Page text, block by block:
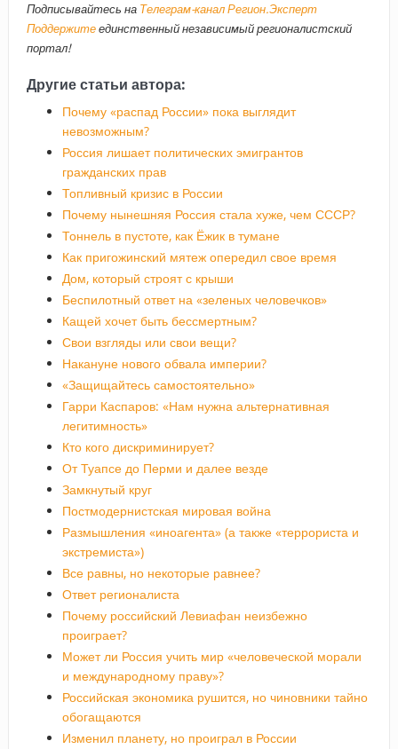
Подписывайтесь на Телеграм-канал Регион.Эксперт
Поддержитеединственный независимый регионалистский
портал!
Другие статьи автора:
Почему «распад России» пока выглядит
невозможным?
Россия лишает политических эмигрантов
гражданских прав
Топливный кризис в России
Почему нынешняя Россия стала хуже, чем СССР?
Тоннель в пустоте, как Ёжик в тумане
Как пригожинский мятеж опередил свое время
Дом, который строят с крыши
Беспилотный ответ на «зеленых человечков»
Кащей хочет быть бессмертным?
Свои взгляды или свои вещи?
Накануне нового обвала империи?
«Защищайтесь самостоятельно»
Гарри Каспаров: «Нам нужна альтернативная
легитимность»
Кто кого дискриминирует?
От Туапсе до Перми и далее везде
Замкнутый круг
Постмодернистская мировая война
Размышления «иноагента» (а также «террориста и
экстремиста»)
Все равны, но некоторые равнее?
Ответ регионалиста
Почему российский Левиафан неизбежно
проиграет?
Может ли Россия учить мир «человеческой морали
и международному праву»?
Российская экономика рушится, но чиновники тайно
обогащаются
Изменил планету, но проиграл в России